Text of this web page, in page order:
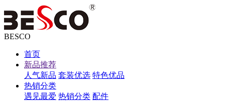
BESCO
首页
新品推荐
人气新品 套装优选 特色优品
热销分类
遇见最爱 热销分类 配件